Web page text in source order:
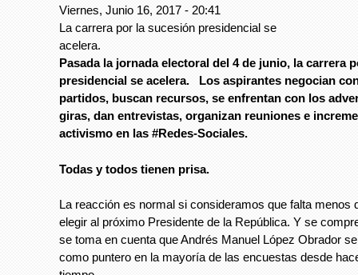
Viernes, Junio 16, 2017 - 20:41
La carrera por la sucesión presidencial se
acelera.
Pasada la jornada electoral del 4 de junio, la carrera
presidencial se acelera. Los aspirantes negocian
partidos, buscan recursos, se enfrentan con los
giras, dan entrevistas, organizan reuniones e
activismo en las #Redes-Sociales.
Todas y todos tienen prisa.
La reacción es normal si consideramos que falta menos
elegir al próximo Presidente de la República. Y se
se toma en cuenta que Andrés Manuel López Obrador
como puntero en la mayoría de las encuestas desde